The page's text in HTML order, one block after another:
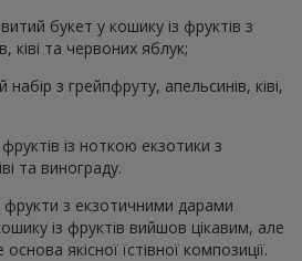
букет у кошику із фруктів з
ківі та червоних яблук;
набір з грейпфруту, апельсинів, ківі,
із ноткою екзотики з
та винограду.
з екзотичними дарами
із фруктів вийшов цікавим, але
якісної їстівної композиції.